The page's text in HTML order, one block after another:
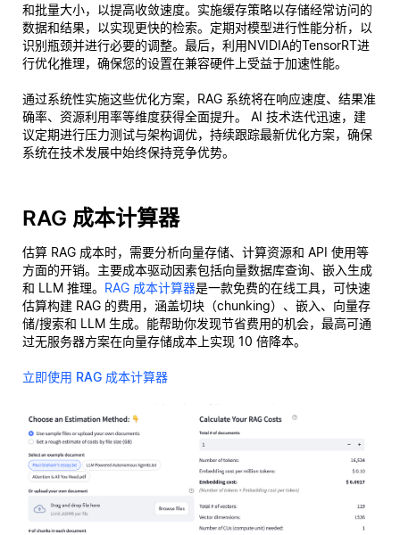
和批量大小，以提高收敛速度。实施缓存策略以存储经常访问的
数据和结果，以实现更快的检索。定期对模型进行性能分析，以
识别瓶颈并进行必要的调整。最后，利用NVIDIA的TensorRT进
行优化推理，确保您的设置在兼容硬件上受益于加速性能。
通过系统性实施这些优化方案，RAG 系统将在响应速度、结果准
确率、资源利用率等维度获得全面提升。 AI 技术迭代迅速，建
议定期进行压力测试与架构调优，持续跟踪最新优化方案，确保
系统在技术发展中始终保持竞争优势。
RAG 成本计算器
估算 RAG 成本时，需要分析向量存储、计算资源和 API 使用等
方面的开销。主要成本驱动因素包括向量数据库查询、嵌入生成
和 LLM 推理。 RAG 成本计算器是一款免费的在线工具，可快速
估算构建 RAG 的费用，涵盖切块（chunking）、嵌入、向量存
储/搜索和 LLM 生成。能帮助你发现节省费用的机会，最高可通
过无服务器方案在向量存储成本上实现 10 倍降本。
立即使用 RAG 成本计算器